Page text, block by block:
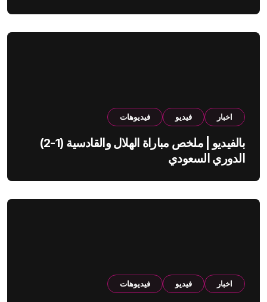
اخبار فيديو فيديوهات
بالفيديو | ملخص مباراة الهلال والقادسية (1-2)
الدوري السعودي
اخبار فيديو فيديوهات